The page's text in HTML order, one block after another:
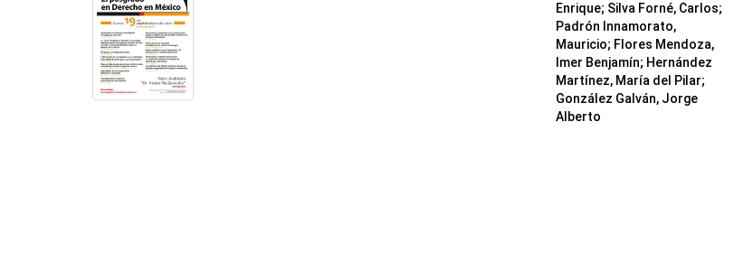
Enrique; Silva Forné, Carlos;
Padrón Innamorato,
Mauricio; Flores Mendoza,
Imer Benjamín; Hernández
Martínez, María del Pilar;
González Galván, Jorge
Alberto